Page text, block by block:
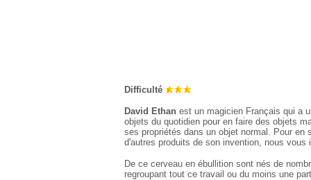
Difficulté
David Ethan est un magicien Français qui a
objets du quotidien pour en faire des objets
ses propriétés dans un objet normal. Pour
d'autres produits de son invention, nous
De ce cerveau en ébullition sont nés de
regroupant tout ce travail ou du moins une